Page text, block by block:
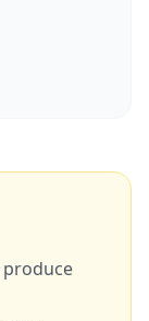
produce